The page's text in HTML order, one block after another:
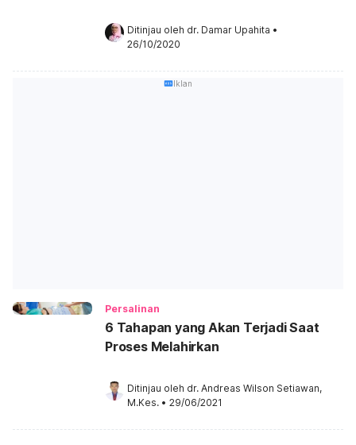
Ditinjau oleh dr. Damar Upahita •
26/10/2020
Iklan
Persalinan
6 Tahapan yang Akan Terjadi Saat
Proses Melahirkan
Ditinjau oleh dr. Andreas Wilson Setiawan,
M.Kes. • 29/06/2021